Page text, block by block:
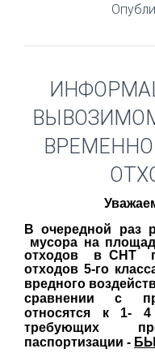
В очередной раз
мусора на
отходов в СНТ
отходов 5-го
вредного
сравнении с
относятся к 1-
требующих
паспортизации -